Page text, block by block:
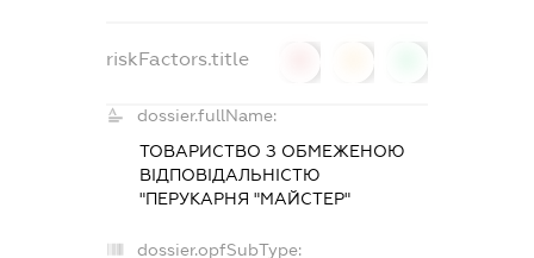
riskFactors.title
dossier.fullName:
ТОВАРИСТВО З ОБМЕЖЕНОЮ
ВІДПОВІДАЛЬНІСТЮ
"ПЕРУКАРНЯ "МАЙСТЕР"
dossier.opfSubType: